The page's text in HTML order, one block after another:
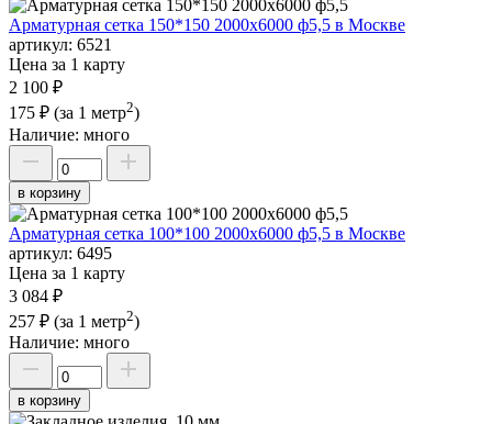
Арматурная сетка 150*150 2000х6000 ф5,5 в Москве
артикул: 6521
Цена за 1 карту
2 100 ₽
175 ₽ (за 1 метр2)
Наличие: много
в корзину
Арматурная сетка 100*100 2000х6000 ф5,5 в Москве
артикул: 6495
Цена за 1 карту
3 084 ₽
257 ₽ (за 1 метр2)
Наличие: много
в корзину